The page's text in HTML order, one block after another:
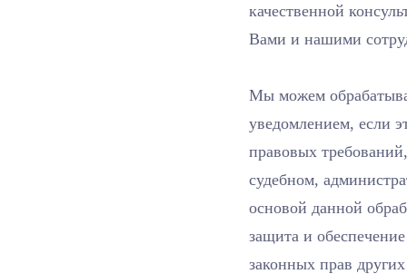
качественной
Вами и нашими
Мы можем
уведомлением, если
правовых
судебном,
основой данной
защита и
законных прав